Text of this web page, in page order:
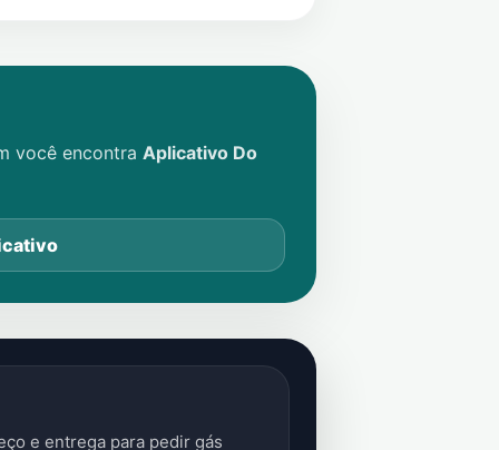
você encontra Aplicativo Do
e entrega para pedir gás